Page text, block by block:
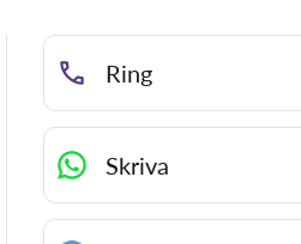
Ring
Skriva